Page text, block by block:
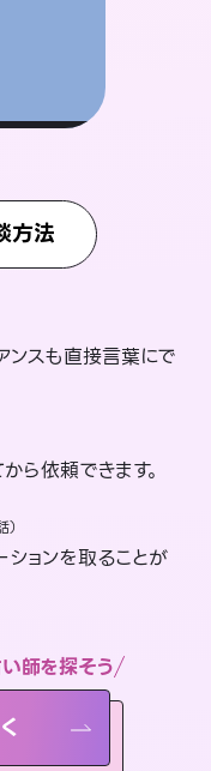
方法
ンスも直接言葉にで
ら依頼できます。
ョンを取ることが
師を探そう